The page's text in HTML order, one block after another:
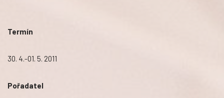
Termín
30. 4.-01. 5. 2011
Pořadatel